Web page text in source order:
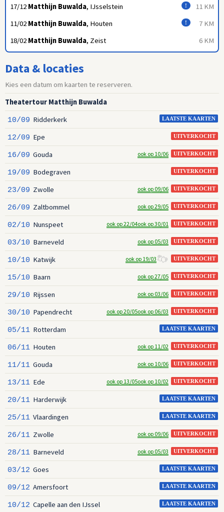
11 KM
!
17/12 Matthijn Buwalda, IJsselstein
7 KM
!
11/02 Matthijn Buwalda, Houten
6 KM
18/02 Matthijn Buwalda, Zeist
Data & locaties
Kies een datum om kaarten te reserveren.
Theatertour Matthijn Buwalda
LAATSTE KAARTEN
10/09 Ridderkerk
UITVERKOCHT
12/09 Epe
UITVERKOCHT
16/09 Gouda ook op 10/06
UITVERKOCHT
19/09 Bodegraven
UITVERKOCHT
23/09 Zwolle ook op 09/06
UITVERKOCHT
26/09 Zaltbommel ook op 29/05
UITVERKOCHT
02/10 Nunspeet ook op 30/01
ook op 22/04
UITVERKOCHT
03/10 Barneveld ook op 05/03
UITVERKOCHT
10/10 Katwijk ook op 19/03
UITVERKOCHT
15/10 Baarn ook op 27/05
UITVERKOCHT
29/10 Rijssen ook op 03/06
UITVERKOCHT
30/10 Papendrecht ook op 06/03
ook op 20/05
LAATSTE KAARTEN
05/11 Rotterdam
UITVERKOCHT
06/11 Houten ook op 11/02
UITVERKOCHT
11/11 Gouda ook op 10/06
UITVERKOCHT
13/11 Ede ook op 10/02
ook op 13/05
LAATSTE KAARTEN
20/11 Harderwijk
LAATSTE KAARTEN
25/11 Vlaardingen
UITVERKOCHT
26/11 Zwolle ook op 09/06
UITVERKOCHT
28/11 Barneveld ook op 05/03
LAATSTE KAARTEN
03/12 Goes
LAATSTE KAARTEN
09/12 Amersfoort
LAATSTE KAARTEN
10/12 Capelle aan den IJssel